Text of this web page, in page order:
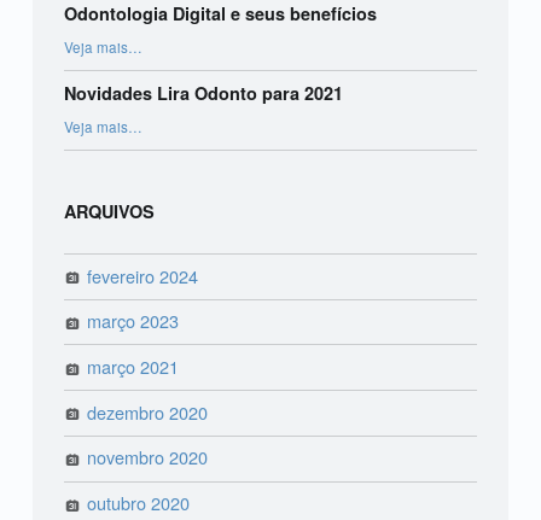
Odontologia Digital e seus benefícios
Veja mais“Odontologia Digital e seus benefícios”
…
Novidades Lira Odonto para 2021
Veja mais“Novidades Lira Odonto para 2021”
…
ARQUIVOS
fevereiro 2024
março 2023
março 2021
dezembro 2020
novembro 2020
outubro 2020